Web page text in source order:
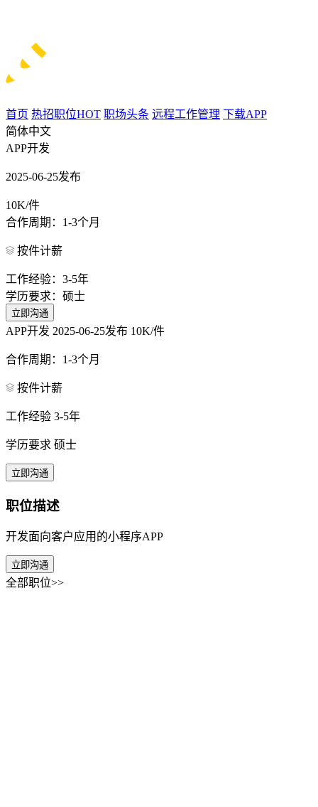
首页 热招职位HOT 职场头条 远程工作管理 下载APP
简体中文
APP开发
2025-06-25发布
10K/件
合作周期：1-3个月
按件计薪
工作经验：3-5年
学历要求：硕士
立即沟通
APP开发 2025-06-25发布 10K/件
合作周期：1-3个月
按件计薪
工作经验 3-5年
学历要求 硕士
立即沟通
职位描述
开发面向客户应用的小程序APP
立即沟通
全部职位>>